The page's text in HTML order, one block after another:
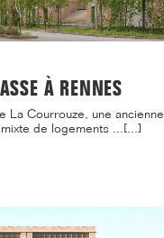
À RENNES
La Courrouze, une ancienne
de logements ...[...]